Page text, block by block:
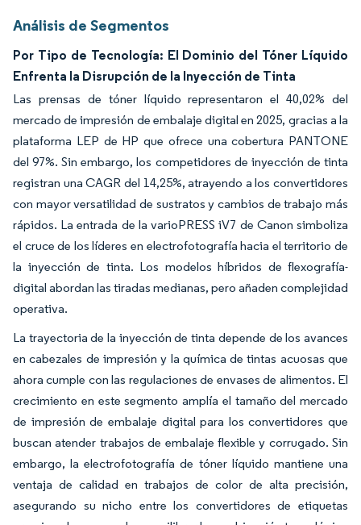
Análisis de Segmentos
Por Tipo de Tecnología: El Dominio del Tóner Líquido
Enfrenta la Disrupción de la Inyección de Tinta
Las prensas de tóner líquido representaron el 40,02% del
mercado de impresión de embalaje digital en 2025, gracias a la
plataforma LEP de HP que ofrece una cobertura PANTONE
del 97%. Sin embargo, los competidores de inyección de tinta
registran una CAGR del 14,25%, atrayendo a los convertidores
con mayor versatilidad de sustratos y cambios de trabajo más
rápidos. La entrada de la varioPRESS iV7 de Canon simboliza
el cruce de los líderes en electrofotografía hacia el territorio de
la inyección de tinta. Los modelos híbridos de flexografía-
digital abordan las tiradas medianas, pero añaden complejidad
operativa.
La trayectoria de la inyección de tinta depende de los avances
en cabezales de impresión y la química de tintas acuosas que
ahora cumple con las regulaciones de envases de alimentos. El
crecimiento en este segmento amplía el tamaño del mercado
de impresión de embalaje digital para los convertidores que
buscan atender trabajos de embalaje flexible y corrugado. Sin
embargo, la electrofotografía de tóner líquido mantiene una
ventaja de calidad en trabajos de color de alta precisión,
asegurando su nicho entre los convertidores de etiquetas